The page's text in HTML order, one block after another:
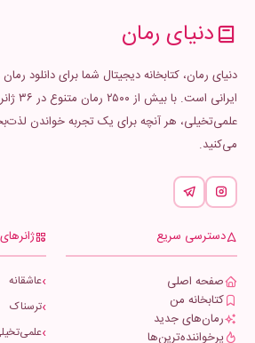
دنیای رمان
دنیای رمان، کتابخانه دیجیتال شما برای دانلود
ایرانی
علمی‌تخیلی، هر آنچه برای یک تجربه خواندن
می‌کنید.
دسترسی سریع
صفحه اصلی
کتابخانه من
رمان‌های جدید
پرخواننده‌ترین‌ها
عاشقانه
ترسناک